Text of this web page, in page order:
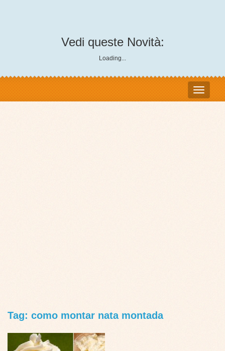
Vedi queste Novità:
Loading...
Tag: como montar nata montada